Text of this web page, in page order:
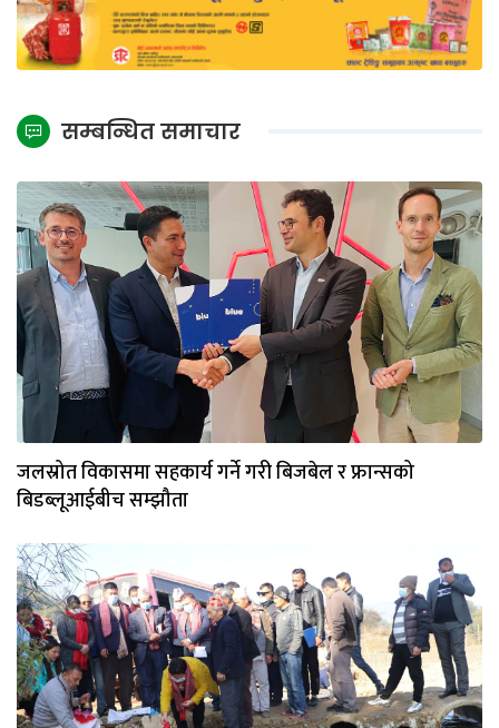
सम्बन्धित समाचार
जलस्रोत विकासमा सहकार्य गर्ने गरी बिजबेल र फ्रान्सको
बिडब्लूआईबीच सम्झौता